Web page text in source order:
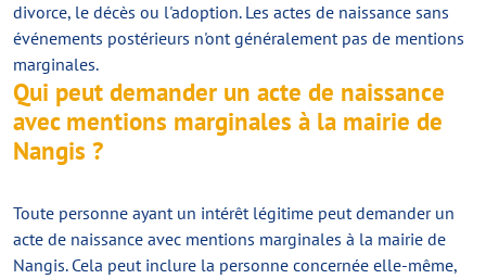
divorce, le décès ou l'adoption. Les actes de naissance sans
événements postérieurs n'ont généralement pas de mentions
marginales.
Qui peut demander un acte de naissance
avec mentions marginales à la mairie de
Nangis ?
Toute personne ayant un intérêt légitime peut demander un
acte de naissance avec mentions marginales à la mairie de
Nangis. Cela peut inclure la personne concernée elle-même,